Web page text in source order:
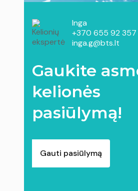
Inga
+370 655 92 357
inga.g@bts.lt
Gaukite
kelionės
pasiūlymą!
Gauti pasiūlymą